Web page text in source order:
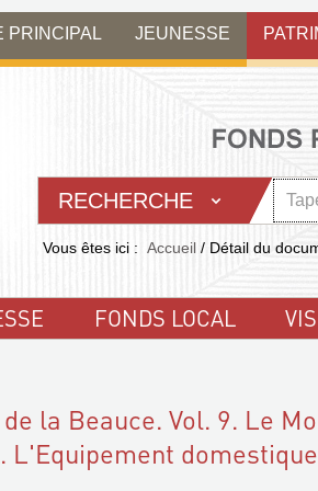
PRINCIPAL JEUNESSE
RECHERCHE
Vous êtes ici : Accueil / Détail du
FONDS LOCAL
la Beauce. Vol. 9. Le
L'Equipement domestique